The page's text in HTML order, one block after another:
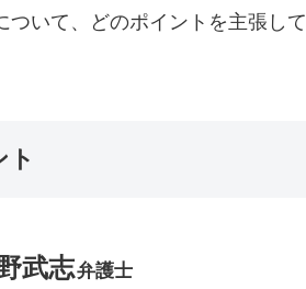
ついて、どのポイントを主張して
ト
武志弁護士